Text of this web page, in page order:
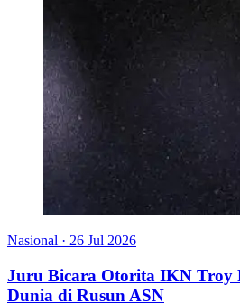
Nasional · 26 Jul 2026
Juru Bicara Otorita IKN Troy
Dunia di Rusun ASN